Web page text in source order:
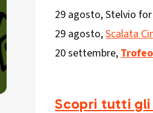
29 agosto, Stelvio
29 agosto,Scalata
20 settembre,
Scopri tutti